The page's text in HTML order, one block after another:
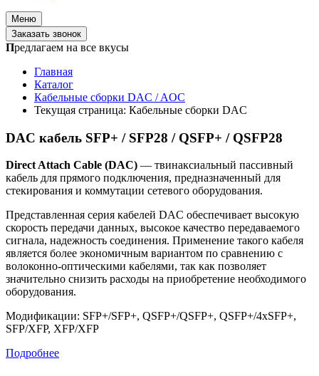
Меню
Заказать звонок
Предлагаем на все вкусы
Главная
Каталог
Кабельные сборки DAC / AOC
Текущая страница: Кабельные сборки DAC
DAC кабель SFP+ / SFP28 / QSFP+ / QSFP28
Direct Attach Cable (DAC) — твинаксиальный пассивный
кабель для прямого подключения, предназначенный для
стекирования и коммутации сетевого оборудования.
Представленная серия кабелей DAC обеспечивает высокую
скорость передачи данных, высокое качество передаваемого
сигнала, надежность соединения. Применение такого кабеля
является более экономичным вариантом по сравнению с
волоконно-оптическими кабелями, так как позволяет
значительно снизить расходы на приобретение необходимого
оборудования.
Модификации: SFP+/SFP+, QSFP+/QSFP+, QSFP+/4xSFP+,
SFP/XFP, XFP/XFP
Подробнее